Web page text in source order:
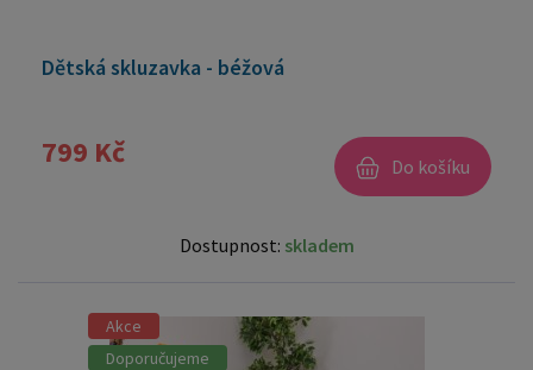
Dětská skluzavka - béžová
799 Kč Do košíku
Dostupnost: skladem
Akce
Doporučujeme